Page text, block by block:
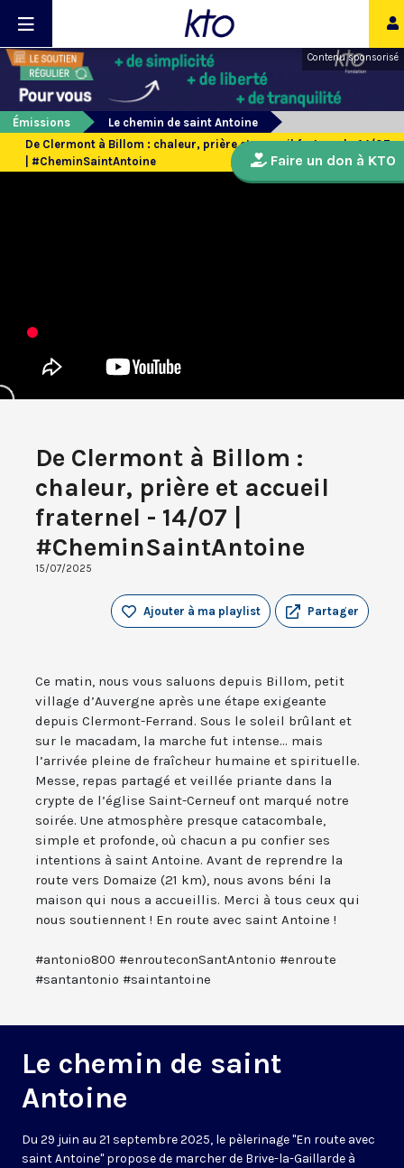
Contenu sponsorisé
Émissions
Le chemin de saint Antoine
De Clermont à Billom : chaleur, prière et accueil fraternel - 14/07
| #CheminSaintAntoine
De Clermont à Billom :
chaleur, prière et accueil
fraternel - 14/07 |
#CheminSaintAntoine
15/07/2025
Partager
Ajouter à ma playlist
Ce matin, nous vous saluons depuis Billom, petit
village d’Auvergne après une étape exigeante
depuis Clermont-Ferrand. Sous le soleil brûlant et
sur le macadam, la marche fut intense... mais
l’arrivée pleine de fraîcheur humaine et spirituelle.
Messe, repas partagé et veillée priante dans la
crypte de l’église Saint-Cerneuf ont marqué notre
soirée. Une atmosphère presque catacombale,
simple et profonde, où chacun a pu confier ses
intentions à saint Antoine. Avant de reprendre la
route vers Domaize (21 km), nous avons béni la
maison qui nous a accueillis. Merci à tous ceux qui
nous soutiennent ! En route avec saint Antoine !
#antonio800 #enrouteconSantAntonio #enroute
#santantonio #saintantoine
Le chemin de saint
Antoine
Du 29 juin au 21 septembre 2025, le pèlerinage "En route avec
saint Antoine" propose de marcher de Brive-la-Gaillarde à
Faire un don à KTO